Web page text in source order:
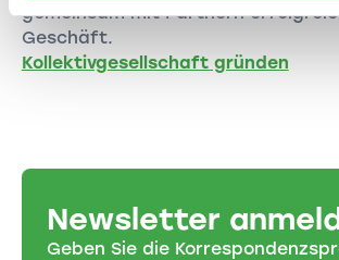
gemeinsam mit Partnern
Geschäft.
Kollektivgesellschaft gründen
Newsletter
Geben Sie die